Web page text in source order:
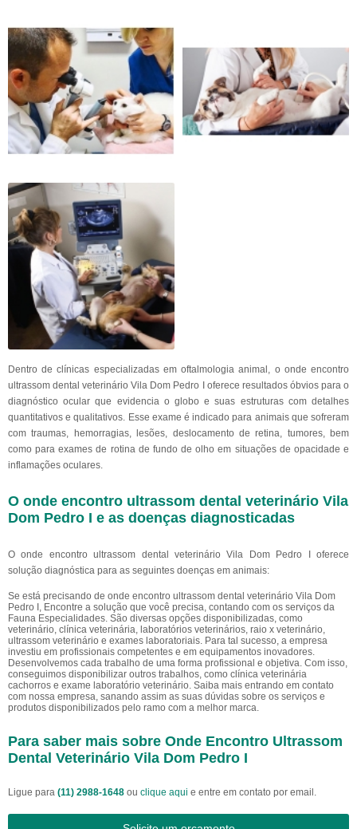
Dentro de clínicas especializadas em oftalmologia animal, o onde encontro
ultrassom dental veterinário Vila Dom Pedro I oferece resultados óbvios para o
diagnóstico ocular que evidencia o globo e suas estruturas com detalhes
quantitativos e qualitativos. Esse exame é indicado para animais que sofreram
com traumas, hemorragias, lesões, deslocamento de retina, tumores, bem
como para exames de rotina de fundo de olho em situações de opacidade e
inflamações oculares.
O onde encontro ultrassom dental veterinário Vila
Dom Pedro I e as doenças diagnosticadas
O onde encontro ultrassom dental veterinário Vila Dom Pedro I oferece
solução diagnóstica para as seguintes doenças em animais:
Se está precisando de onde encontro ultrassom dental veterinário Vila Dom
Pedro I, Encontre a solução que você precisa, contando com os serviços da
Fauna Especialidades. São diversas opções disponibilizadas, como
veterinário, clínica veterinária, laboratórios veterinários, raio x veterinário,
ultrassom veterinário e exames laboratoriais. Para tal sucesso, a empresa
investiu em profissionais competentes e em equipamentos inovadores.
Desenvolvemos cada trabalho de uma forma profissional e objetiva. Com isso,
conseguimos disponibilizar outros trabalhos, como clínica veterinária
cachorros e exame laboratório veterinário. Saiba mais entrando em contato
com nossa empresa, sanando assim as suas dúvidas sobre os serviços e
produtos disponibilizados pelo ramo com a melhor marca.
Para saber mais sobre Onde Encontro Ultrassom
Dental Veterinário Vila Dom Pedro I
Ligue para (11) 2988-1648 ou clique aqui e entre em contato por email.